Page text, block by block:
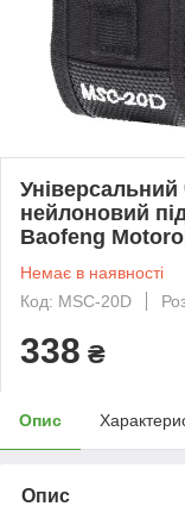
Універсальний
нейлоновий
Baofeng
Немає в наявності
Код: MSC-20D
338 ₴
Опис
Опис